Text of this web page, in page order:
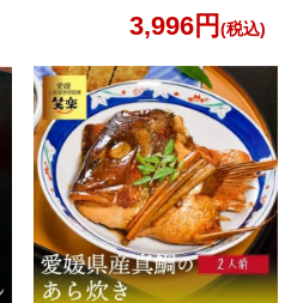
3,996円 (税込)